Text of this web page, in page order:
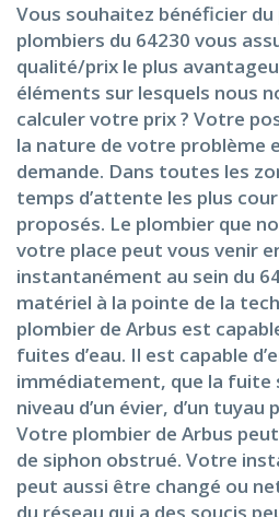
Vous souhaitez bénéficier du
plombiers du 64230 vous
qualité/prix le plus
éléments sur lesquels nous
calculer votre prix ? Votre
la nature de votre problème
demande. Dans toutes les
temps d’attente les plus
proposés. Le plombier que
votre place peut vous venir
instantanément au sein du
matériel à la pointe de la
plombier de Arbus est
fuites d’eau. Il est capable
immédiatement, que la fuite
niveau d’un évier, d’un
Votre plombier de Arbus
de siphon obstrué. Votre
peut aussi être changé ou